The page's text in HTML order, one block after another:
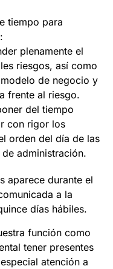
tiempo para
plenamente el
riesgos, así como
de negocio y
frente al riesgo.
del tiempo
con rigor los
orden del día de las
administración.
aparece durante el
a la
días hábiles.
función como
tener presentes
atención a